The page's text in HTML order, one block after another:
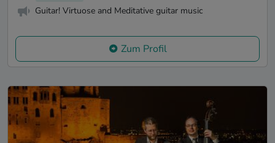
Guitar! Virtuose and Meditative guitar music
Zum Profil